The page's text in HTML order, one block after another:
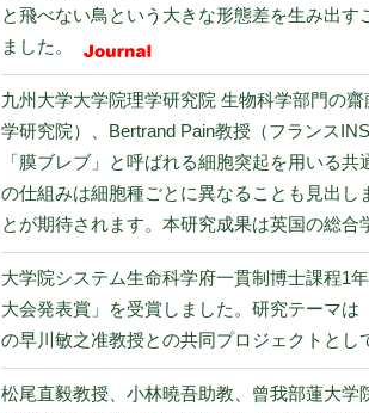
と飛べない鳥という大きな形態差を生み出
ました。
九州大学大学院理学研究院 生物科学部門の
学研究院）、Bertrand Pain教授（フランス
「膜ブレブ」と呼ばれる細胞突起を用いる
の仕組みは細胞種ごとに異なることも見出
とが期待されます。本研究成果は英国の総合
大学院システム生命科学府一貫制博士課程1
大会発表賞」を受賞しました。研究テーマ
の早川敏之准教授との共同プロジェクトとし
松尾直毅教授、⼩林曉吾助教、曾我部蓮大